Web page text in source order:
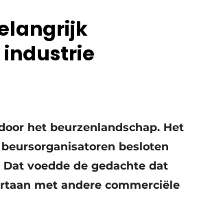
het beurzenlandschap. Het
besloten
voedde de gedachte dat
met andere commerciële